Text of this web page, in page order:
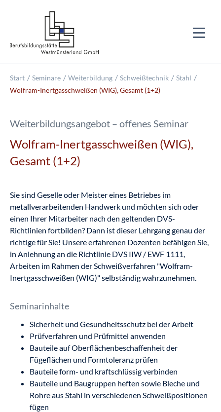
Start Seminare Weiterbildung Schweißtechnik
Stahl
Wolfram-Inertgasschweißen (WIG), Gesamt (1+2)
Weiterbildungsangebot – offenes Seminar
Wolfram-Inertgasschweißen (WIG),
Gesamt (1+2)
Sie sind Geselle oder Meister eines Betriebes im
metallverarbeitenden Handwerk und möchten sich oder
einen Ihrer Mitarbeiter nach den geltenden DVS-
Richtlinien fortbilden? Dann ist dieser Lehrgang genau der
richtige für Sie! Unsere erfahrenen Dozenten befähigen Sie,
in Anlehnung an die Richtlinie DVS IIW / EWF 1111,
Arbeiten im Rahmen der Schweißverfahren "Wolfram-
Inertgasschweißen (WIG)" selbständig wahrzunehmen.
Seminarinhalte
Sicherheit und Gesundheitsschutz bei der Arbeit
Prüfverfahren und Prüfmittel anwenden
Bauteile auf Oberflächenbeschaffenheit der
Fügeflächen und Formtoleranz prüfen
Bauteile form- und kraftschlüssig verbinden
Bauteile und Baugruppen heften sowie Bleche und
Rohre aus Stahl in verschiedenen Schweißpositionen
fügen